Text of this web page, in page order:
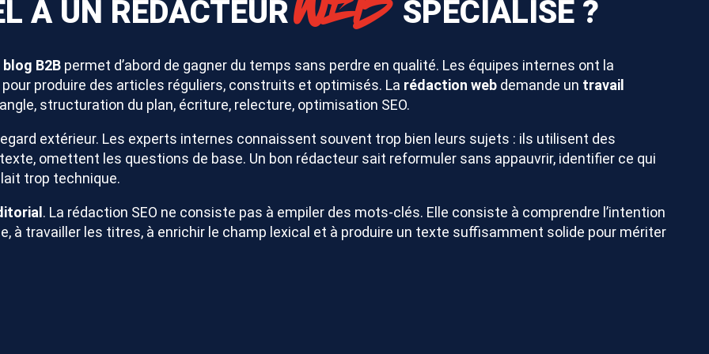
À UN RÉDACTEUR SPÉCIALISÉ ?
B2B permet d’abord de gagner du temps sans perdre en qualité. Les équipes internes ont la
produire des articles réguliers, construits et optimisés. La rédaction web demande un travail
structuration du plan, écriture, relecture, optimisation SEO.
extérieur. Les experts internes connaissent souvent trop bien leurs sujets : ils utilisent des
omettent les questions de base. Un bon rédacteur sait reformuler sans appauvrir, identifier ce qui
trop technique.
. La rédaction SEO ne consiste pas à empiler des mots-clés. Elle consiste à comprendre l’intention
à travailler les titres, à enrichir le champ lexical et à produire un texte suffisamment solide pour mériter